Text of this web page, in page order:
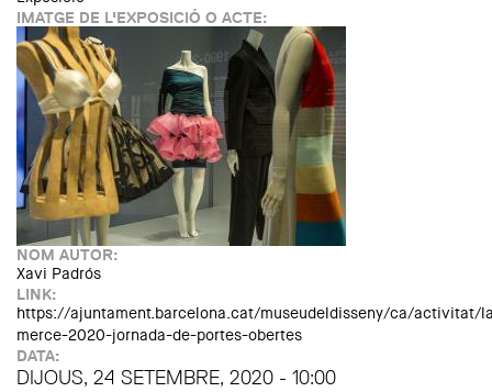
IMATGE DE L'EXPOSICIÓ O ACTE:
NOM AUTOR:
Xavi Padrós
LINK:
https://ajuntament.barcelona.cat/museudeldisseny/ca/activitat/
merce-2020-jornada-de-portes-obertes
DATA:
DIJOUS, 24 SETEMBRE, 2020 - 10:00